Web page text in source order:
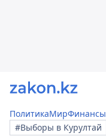
ПолитикаМирФинансы
#Выборы в Курултай